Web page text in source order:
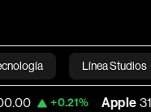
Línea Studios
English
Apple 310.21 -0.23%